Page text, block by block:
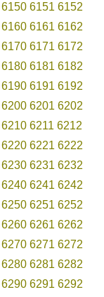
6150 6151 6152
6160 6161 6162
6170 6171 6172
6180 6181 6182
6190 6191 6192
6200 6201 6202
6210 6211 6212
6220 6221 6222
6230 6231 6232
6240 6241 6242
6250 6251 6252
6260 6261 6262
6270 6271 6272
6280 6281 6282
6290 6291 6292